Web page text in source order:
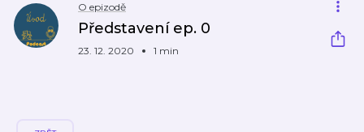
O epizodě
Představení ep. 0
23. 12. 2020 1 min